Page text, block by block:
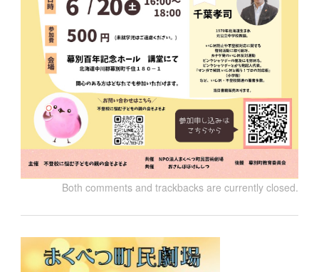
Both comments and trackbacks are currently closed.